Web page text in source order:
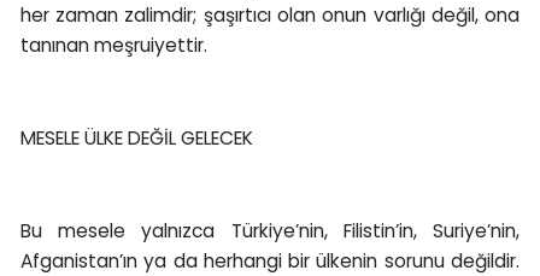
her zaman zalimdir; şaşırtıcı olan onun varlığı değil, ona
tanınan meşruiyettir.
MESELE ÜLKE DEĞİL GELECEK
Bu mesele yalnızca Türkiye’nin, Filistin’in, Suriye’nin,
Afganistan’ın ya da herhangi bir ülkenin sorunu değildir.